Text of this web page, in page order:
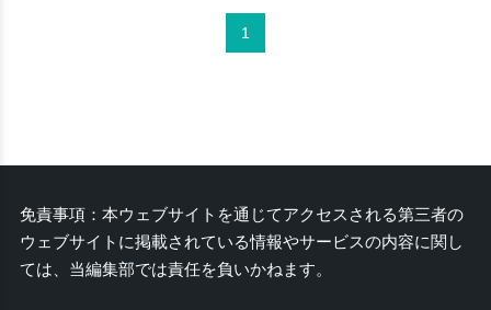
1
免責事項：本ウェブサイトを通じてアクセスされる第三者の
ウェブサイトに掲載されている情報やサービスの内容に関し
ては、当編集部では責任を負いかねます。